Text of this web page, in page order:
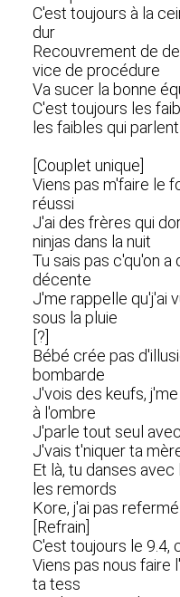
C'est toujours à la
dur
Recouvrement de
vice de procédure
Va sucer la bonnе
C'еst toujours les
les faibles qui
[Couplet unique]
Viens pas m'faire le
réussi
J'ai des frères qui
ninjas dans la nuit
Tu sais pas c'qu'on a
décente
J'me rappelle qu'j'ai
sous la pluie
[?]
Bébé crée pas
bombarde
J'vois des keufs,
à l'ombre
J'parle tout seul
J'vais t'niquer ta
Et là, tu danses
les remords
Kore, j'ai pas
[Refrain]
C'est toujours le 9.4,
Viens pas nous faire
ta tess